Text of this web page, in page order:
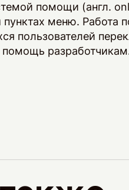
помощи (англ.
меню. Работа
пользователей
помощь